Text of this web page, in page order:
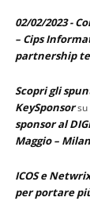
02/02/2023 -
– Cips
partnership
Scopri gli
KeySponsorsu
sponsor al
Maggio –
ICOS e
per portare